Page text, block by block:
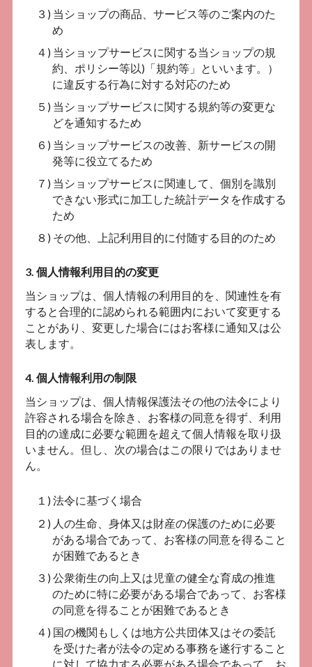
３) 当ショップの商品、サービス等のご案内のた
め
４) 当ショップサービスに関する当ショップの規
約、ポリシー等以)「規約等」といいます。）
に違反する行為に対する対応のため
５) 当ショップサービスに関する規約等の変更な
どを通知するため
６) 当ショップサービスの改善、新サービスの開
発等に役立てるため
７) 当ショップサービスに関連して、個別を識別
できない形式に加工した統計データを作成する
ため
８) その他、上記利用目的に付随する目的のため
3. 個人情報利用目的の変更
当ショップは、個人情報の利用目的を、関連性を有
すると合理的に認められる範囲内において変更する
ことがあり、変更した場合にはお客様に通知又は公
表します。
4. 個人情報利用の制限
当ショップは、個人情報保護法その他の法令により
許容される場合を除き、お客様の同意を得ず、利用
目的の達成に必要な範囲を超えて個人情報を取り扱
いません。但し、次の場合はこの限りではありませ
ん。
１) 法令に基づく場合
２) 人の生命、身体又は財産の保護のために必要
がある場合であって、お客様の同意を得ること
が困難であるとき
３) 公衆衛生の向上又は児童の健全な育成の推進
のために特に必要がある場合であって、お客様
の同意を得ることが困難であるとき
４) 国の機関もしくは地方公共団体又はその委託
を受けた者が法令の定める事務を遂行すること
に対して協力する必要がある場合であって、お